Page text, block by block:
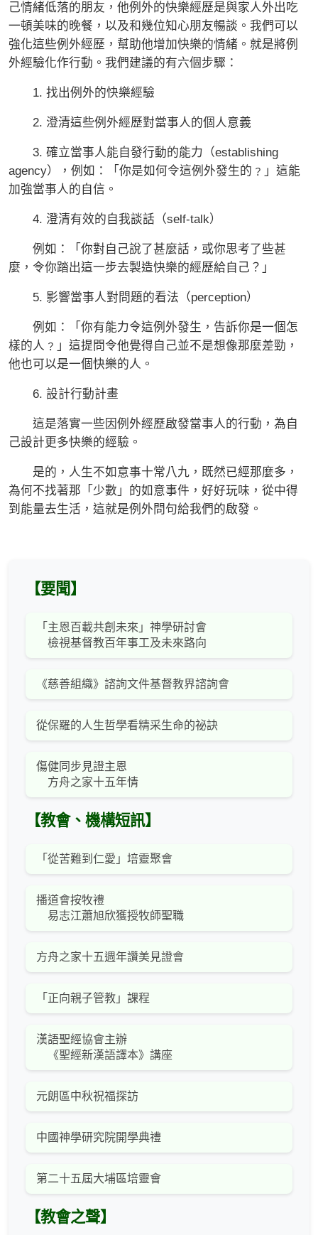
己情緒低落的朋友，他例外的快樂經歷是與家人外出吃
一頓美味的晚餐，以及和幾位知心朋友暢談。我們可以
強化這些例外經歷，幫助他增加快樂的情緒。就是將例
外經驗化作行動。我們建議的有六個步驟：
1. 找出例外的快樂經驗
2. 澄清這些例外經歷對當事人的個人意義
3. 確立當事人能自發行動的能力（establishing
agency），例如：「你是如何令這例外發生的﹖」這能
加強當事人的自信。
4. 澄清有效的自我談話（self-talk）
例如：「你對自己說了甚麼話，或你思考了些甚
麼，令你踏出這一步去製造快樂的經歷給自己？」
5. 影響當事人對問題的看法（perception）
例如：「你有能力令這例外發生，告訴你是一個怎
樣的人﹖」這提問令他覺得自己並不是想像那麼差勁，
他也可以是一個快樂的人。
6. 設計行動計畫
這是落實一些因例外經歷啟發當事人的行動，為自
己設計更多快樂的經驗。
是的，人生不如意事十常八九，既然已經那麼多，
為何不找著那「少數」的如意事件，好好玩味，從中得
到能量去生活，這就是例外問句給我們的啟發。
【要聞】
「主恩百載共創未來」神學研討會
檢視基督教百年事工及未來路向
《慈善組織》諮詢文件基督教界諮詢會
從保羅的人生哲學看精采生命的祕訣
傷健同步見證主恩
方舟之家十五年情
【教會、機構短訊】
「從苦難到仁愛」培靈聚會
播道會按牧禮
易志江蕭旭欣獲授牧師聖職
方舟之家十五週年讚美見證會
「正向親子管教」課程
漢語聖經協會主辦
《聖經新漢語譯本》講座
元朗區中秋祝福探訪
中國神學研究院開學典禮
第二十五屆大埔區培靈會
【教會之聲】